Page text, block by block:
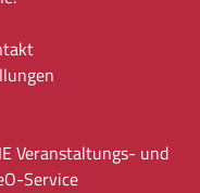
Veranstaltungs- und
Service